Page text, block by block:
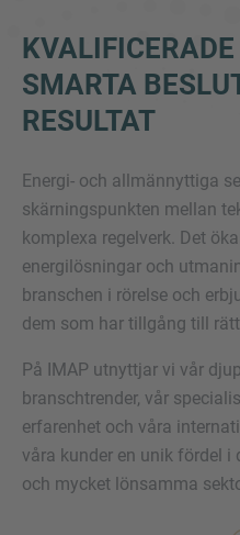
KVALIFICERADE
SMARTA
RESULTAT
Energi- och allmännyttiga
skärningspunkten mellan
komplexa regelverk. Det
energilösningar och
branschen i rörelse och
dem som har tillgång till
På IMAP utnyttjar vi vår
branschtrender, vår
erfarenhet och våra
våra kunder en unik fördel
och mycket lönsamma
Inquiry
Klicka här för att
godkänner IMAPs
Skicka förfrågan